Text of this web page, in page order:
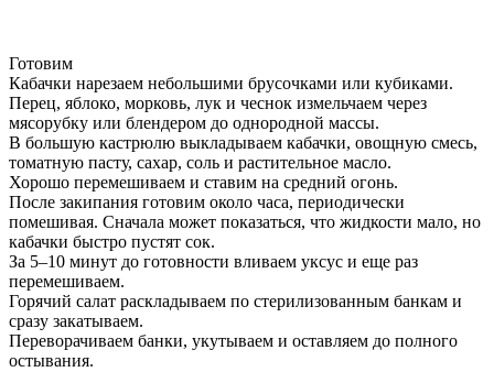
Готовим
Кабачки нарезаем небольшими брусочками или кубиками.
Перец, яблоко, морковь, лук и чеснок измельчаем через
мясорубку или блендером до однородной массы.
В большую кастрюлю выкладываем кабачки, овощную смесь,
томатную пасту, сахар, соль и растительное масло.
Хорошо перемешиваем и ставим на средний огонь.
После закипания готовим около часа, периодически
помешивая. Сначала может показаться, что жидкости мало, но
кабачки быстро пустят сок.
За 5–10 минут до готовности вливаем уксус и еще раз
перемешиваем.
Горячий салат раскладываем по стерилизованным банкам и
сразу закатываем.
Переворачиваем банки, укутываем и оставляем до полного
остывания.